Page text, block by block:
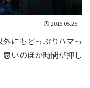
2016.05.25
にもどっぷりハマっ
いのほか時間が押し